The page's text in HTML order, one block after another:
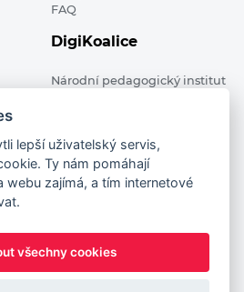
FAQ
DigiKoalice
Národní pedagogický institut
2021. All rights reserved
administrace
funding from the European
Networks Executive Agency (now
lepší uživatelský servis,
Ty nám pomáhají
webu zajímá, a tím internetové
všechny cookies